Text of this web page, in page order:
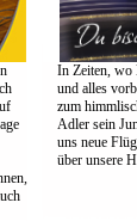
In Zeiten, wo
und alles
zum
Adler sein
uns neue
über unsere